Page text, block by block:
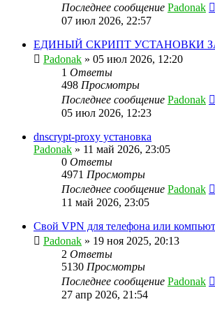
Последнее сообщение Padonak
07 июл 2026, 22:57
ЕДИНЫЙ СКРИПТ УСТАНОВКИ
Padonak » 05 июл 2026, 12:20
1 Ответы
498 Просмотры
Последнее сообщение Padonak
05 июл 2026, 12:23
dnscrypt-proxy установка
Padonak » 11 май 2026, 23:05
0 Ответы
4971 Просмотры
Последнее сообщение Padonak
11 май 2026, 23:05
Свой VPN для телефона или
Padonak » 19 ноя 2025, 20:13
2 Ответы
5130 Просмотры
Последнее сообщение Padonak
27 апр 2026, 21:54